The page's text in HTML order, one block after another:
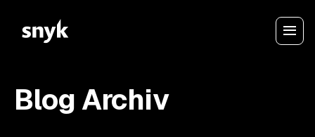
Blog Archiv